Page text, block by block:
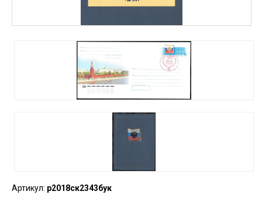
Артикул: р2018ск2343бук